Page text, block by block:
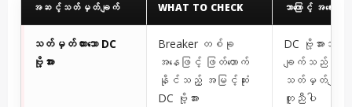
အဆင့်သတ်မှတ်ချက် WHAT TO CHECK ဘာကြောင့် အရေးက
သတ်မှတ်ထားသော DC
ဗို့အား
Breaker တစ်ခု
အနေဖြင့် ဖြတ်တောက်
နိုင်သည့် အမြင့်ဆုံး
DC ဗို့အား
DC ဗို့အားသ
ချက်သည် AC
သတ်မှတ်ချ
တူညီပါ